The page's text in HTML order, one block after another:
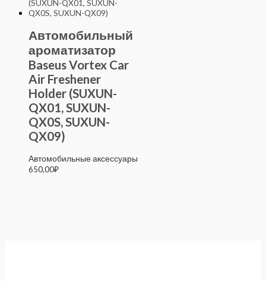
Автомобильный
ароматизатор
Baseus Vortex Car
Air Freshener
Holder (SUXUN-
QX01, SUXUN-
QX0S, SUXUN-
QX09)
Автомобильные аксессуары
650,00₽